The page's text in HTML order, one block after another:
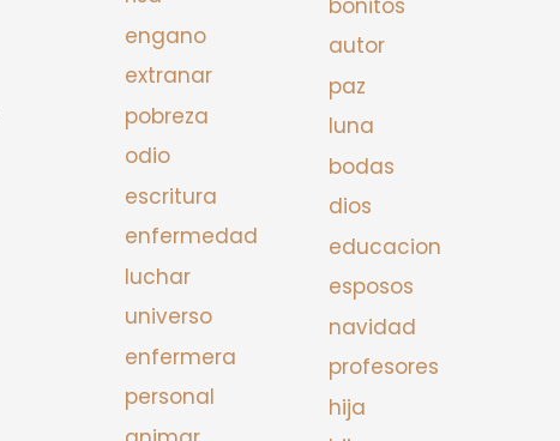
engano
extranar
pobreza
odio
escritura
enfermedad
luchar
universo
enfermera
personal
autor
paz
luna
bodas
dios
educacion
esposos
navidad
profesores
hija